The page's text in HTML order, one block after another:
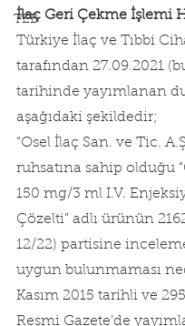
TEB
İlaç Geri Çekme İşlemi
Türkiye İlaç ve Tıbbi
tarafından 27.09.2021
tarihinde yayımlanan
aşağıdaki şekildedir;
“Osel İlaç San. ve Tic.
ruhsatına sahip olduğu
150 mg/3 ml I.V.
Çözelti” adlı ürünün
12/22) partisine
uygun bulunmaması
Kasım 2015 tarihli ve
Resmi Gazete’de